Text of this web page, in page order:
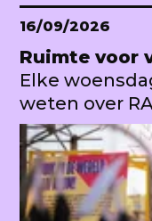
16/09/2026
Ruimte voor
Elke
weten over